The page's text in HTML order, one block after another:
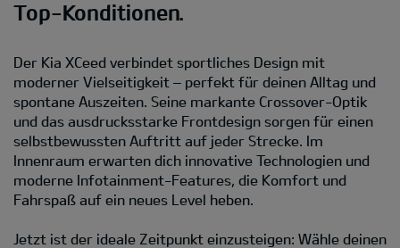
Top-Konditionen.
Der Kia XCeed verbindet sportliches Design mit
moderner Vielseitigkeit – perfekt für deinen Alltag und
spontane Auszeiten. Seine markante Crossover-Optik
und das ausdrucksstarke Frontdesign sorgen für einen
selbstbewussten Auftritt auf jeder Strecke. Im
Innenraum erwarten dich innovative Technologien und
moderne Infotainment-Features, die Komfort und
Fahrspaß auf ein neues Level heben.
Jetzt ist der ideale Zeitpunkt einzusteigen: Wähle deinen